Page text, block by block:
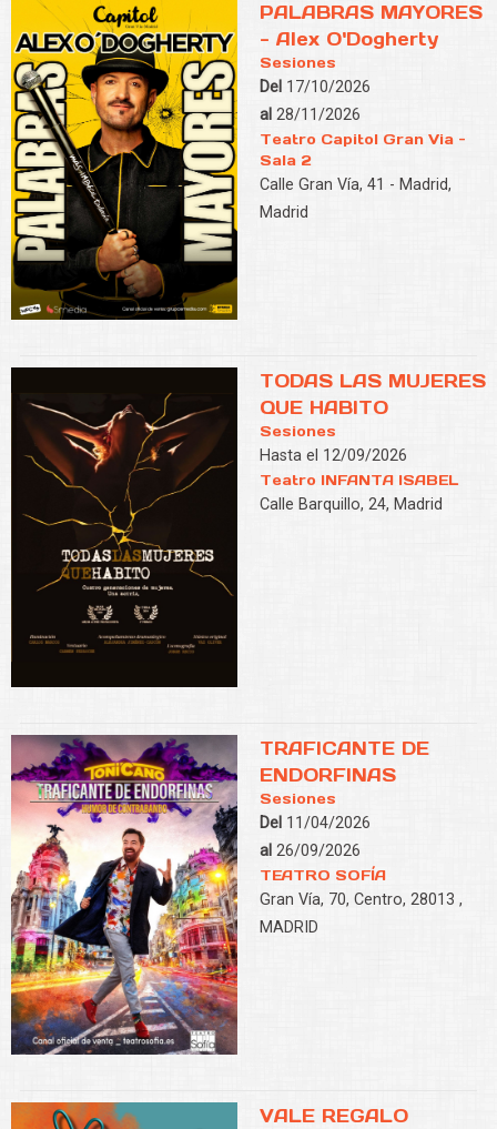
PALABRAS MAYORES
- Alex O'Dogherty
Sesiones
Del 17/10/2026
al 28/11/2026
Teatro Capitol Gran Via -
Sala 2
Calle Gran Vía, 41 - Madrid,
Madrid
TODAS LAS MUJERES
QUE HABITO
Sesiones
Hasta el 12/09/2026
Teatro INFANTA ISABEL
Calle Barquillo, 24, Madrid
TRAFICANTE DE
ENDORFINAS
Sesiones
Del 11/04/2026
al 26/09/2026
TEATRO SOFÍA
Gran Vía, 70, Centro, 28013 ,
MADRID
VALE REGALO